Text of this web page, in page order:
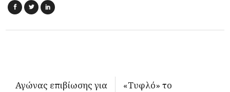
Αγώνας επιβίωσης για
«Τυφλό» το